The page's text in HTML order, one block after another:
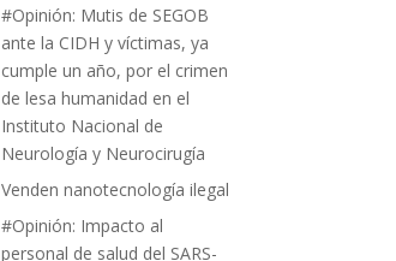
#Opinión: Mutis de SEGOB
ante la CIDH y víctimas, ya
cumple un año, por el crimen
de lesa humanidad en el
Instituto Nacional de
Neurología y Neurocirugía
Venden nanotecnología ilegal
#Opinión: Impacto al
personal de salud del SARS-